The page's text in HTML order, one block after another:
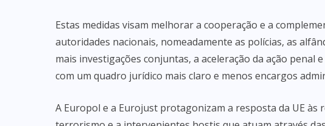
Estas medidas visam melhorar a cooperação e a
autoridades nacionais, nomeadamente as polícias, as
mais investigações conjuntas, a aceleração da ação penal
com um quadro jurídico mais claro e menos encargos
A Europol e a Eurojust protagonizam a resposta da UE às